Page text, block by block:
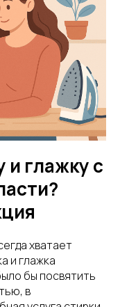
и глажку с
хватает
и глажка
бы посвятить
в